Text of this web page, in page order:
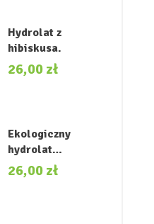
Hydrolat z
hibiskusa.
26,00 zł
Ekologiczny
hydrolat
akacjowy.
26,00 zł